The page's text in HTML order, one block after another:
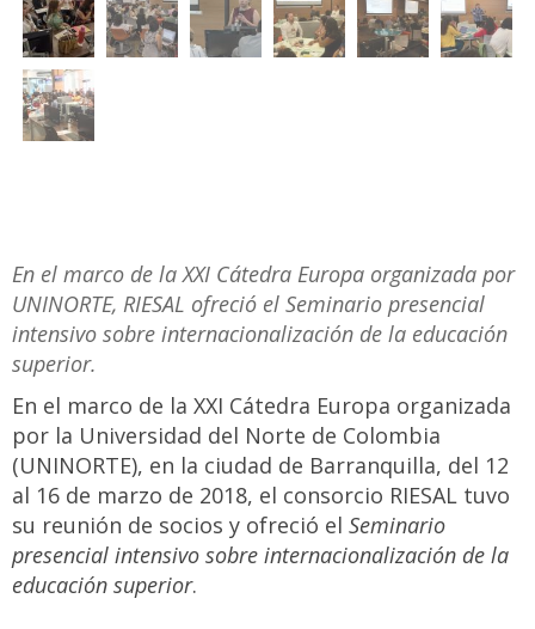
En el marco de la XXI Cátedra Europa organizada por
UNINORTE, RIESAL ofreció el Seminario presencial
intensivo sobre internacionalización de la educación
superior.
En el marco de la XXI Cátedra Europa organizada
por la Universidad del Norte de Colombia
(UNINORTE), en la ciudad de Barranquilla, del 12
al 16 de marzo de 2018, el consorcio RIESAL tuvo
su reunión de socios y ofreció el Seminario
presencial intensivo sobre internacionalización de la
educación superior.